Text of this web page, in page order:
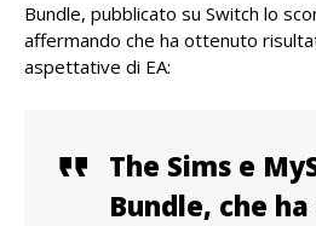
Bundle, pubblicato su Switch lo
affermando che ha ottenuto
aspettative di EA:
The Sims e
Bundle, che